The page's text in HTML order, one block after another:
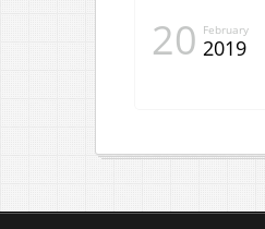
20 February
2019